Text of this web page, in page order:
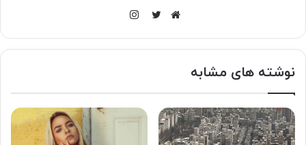
نوشته های مشابه